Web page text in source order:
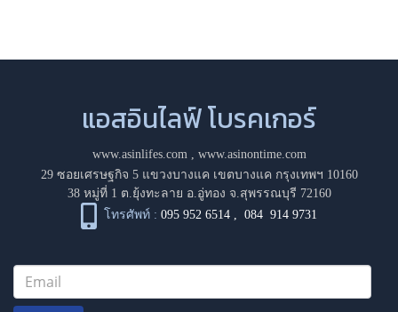
แอสอินไลฟ์ โบรคเกอร์
www.asinlifes.com, www.asinontime.com
29 ซอยเศรษฐกิจ 5 แขวงบางแค เขตบางแค กรุงเทพฯ 10160
38 หมู่ที่ 1 ต.ยุ้งทะลาย อ.อู่ทอง จ.สุพรรณบุรี 72160
โทรศัพท์ : 095 952 6514 ,084 914 9731